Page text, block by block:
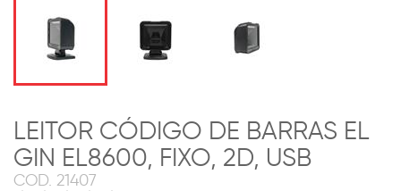
LEITOR CÓDIGO DE BARRAS EL
GIN EL8600, FIXO, 2D, USB
COD. 21407